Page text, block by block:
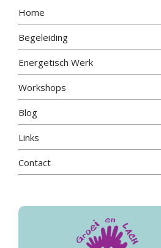
Home
Begeleiding
Energetisch Werk
Workshops
Blog
Links
Contact